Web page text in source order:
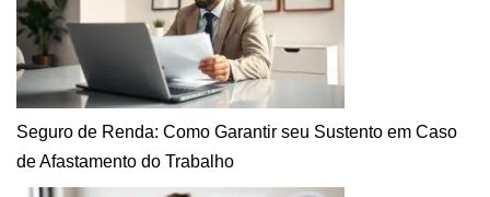
Seguro de Renda: Como Garantir seu Sustento em Caso
de Afastamento do Trabalho